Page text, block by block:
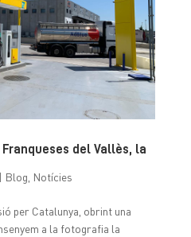
del Vallès, la
Blog Notícies
per Catalunya, obrint una
a la fotografia la